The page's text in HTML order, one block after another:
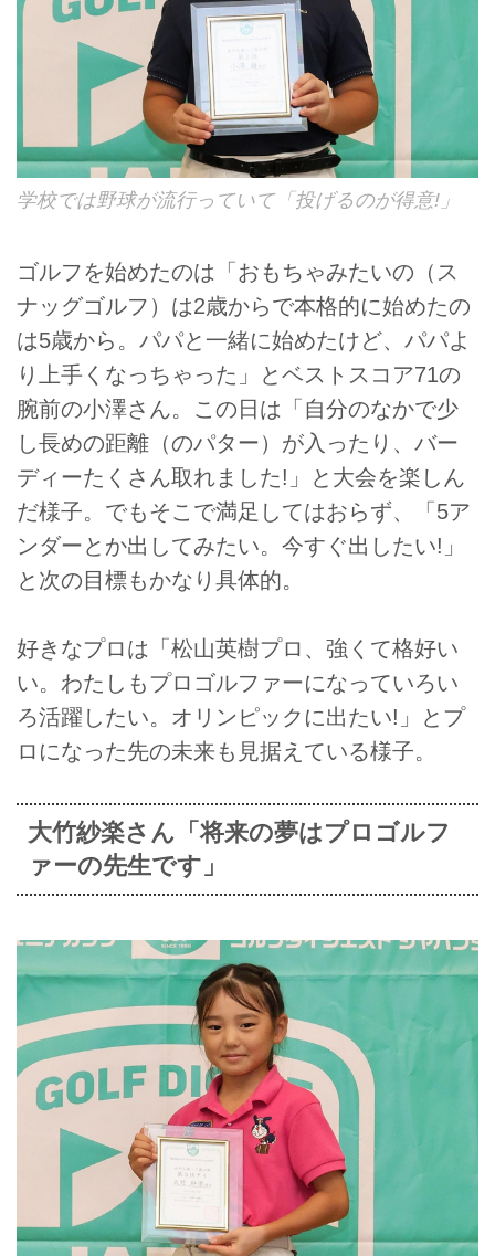
学校では野球が流行っていて「投げるのが得意!」
ゴルフを始めたのは「おもちゃみたいの（ス
ナッグゴルフ）は2歳からで本格的に始めたの
は5歳から。パパと一緒に始めたけど、パパよ
り上手くなっちゃった」とベストスコア71の
腕前の小澤さん。この日は「自分のなかで少
し長めの距離（のパター）が入ったり、バー
ディーたくさん取れました!」と大会を楽しん
だ様子。でもそこで満足してはおらず、「5ア
ンダーとか出してみたい。今すぐ出したい!」
と次の目標もかなり具体的。
好きなプロは「松山英樹プロ、強くて格好い
い。わたしもプロゴルファーになっていろい
ろ活躍したい。オリンピックに出たい!」とプ
ロになった先の未来も見据えている様子。
大竹紗楽さん「将来の夢はプロゴルフ
ァーの先生です」